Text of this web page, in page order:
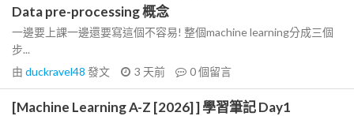
Data pre-processing 概念
一邊要上課一邊還要寫這個不容易! 整個machine learning分成三個
步...
由 duckravel48 發文 3 天前 0個留言
[Machine Learning A-Z [2026] ] 學習筆記 Day1